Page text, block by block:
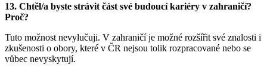
13. Chtěl/a byste strávit část své budoucí kariéry v zahraničí?
Proč?
Tuto možnost nevylučuji. V zahraničí je možné rozšířit své znalosti i
zkušenosti o obory, které v ČR nejsou tolik rozpracované nebo se
vůbec nevyskytují.